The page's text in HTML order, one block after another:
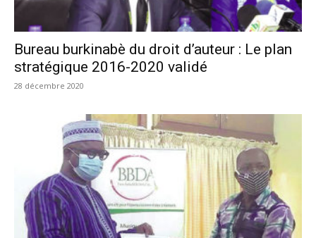
Bureau burkinabè du droit d’auteur : Le plan
stratégique 2016-2020 validé
28 décembre 2020